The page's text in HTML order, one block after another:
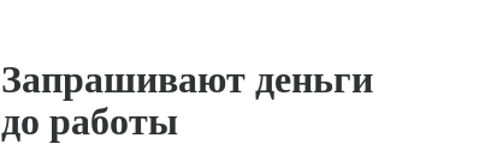
Запрашивают деньги
до работы